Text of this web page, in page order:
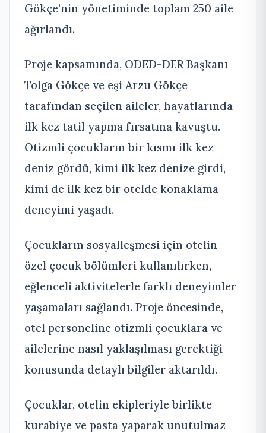
Gökçe’nin yönetiminde toplam 250 aile
ağırlandı.
Proje kapsamında, ODED-DER Başkanı
Tolga Gökçe ve eşi Arzu Gökçe
tarafından seçilen aileler, hayatlarında
ilk kez tatil yapma fırsatına kavuştu.
Otizmli çocukların bir kısmı ilk kez
deniz gördü, kimi ilk kez denize girdi,
kimi de ilk kez bir otelde konaklama
deneyimi yaşadı.
Çocukların sosyalleşmesi için otelin
özel çocuk bölümleri kullanılırken,
eğlenceli aktivitelerle farklı deneyimler
yaşamaları sağlandı. Proje öncesinde,
otel personeline otizmli çocuklara ve
ailelerine nasıl yaklaşılması gerektiği
konusunda detaylı bilgiler aktarıldı.
Çocuklar, otelin ekipleriyle birlikte
kurabiye ve pasta yaparak unutulmaz